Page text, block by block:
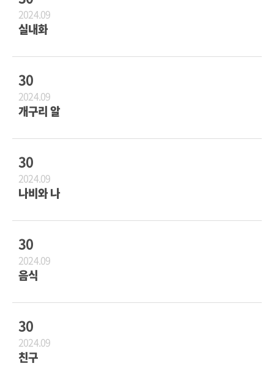
2024.09
실내화
30
2024.09
개구리 알
30
2024.09
나비와 나
30
2024.09
음식
30
2024.09
친구